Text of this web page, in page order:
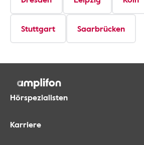
Stuttgart Saarbrücken
Hörspezialisten
Karriere